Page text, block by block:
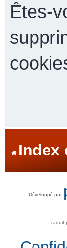
Êtes-
Index
Développé par
Traduit